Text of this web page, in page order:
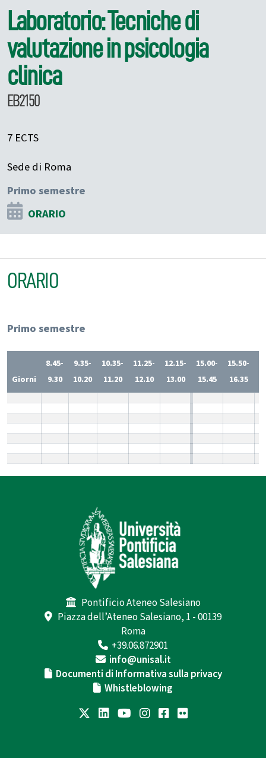
Laboratorio: Tecniche di
valutazione in psicologia
clinica
EB2150
7 ECTS
Sede di Roma
Primo semestre
ORARIO
ORARIO
Primo semestre
Giorni
8.45-
9.30
9.35-
10.20
10.35-
11.20
11.25-
12.10
12.15-
13.00
15.00-
15.45
15.50-
16.35
Pontificio Ateneo Salesiano
Piazza dell’Ateneo Salesiano, 1 - 00139
Roma
+39.06.872901
info@unisal.it
Documenti di Informativa sulla privacy
Whistleblowing